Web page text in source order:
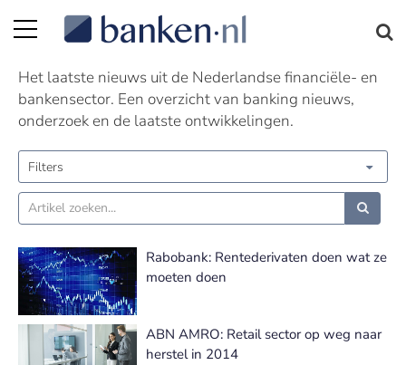
Nieuws | Pagina 289
Het laatste nieuws uit de Nederlandse financiële- en
bankensector. Een overzicht van banking nieuws,
onderzoek en de laatste ontwikkelingen.
Filters
Rabobank: Rentederivaten doen wat ze
moeten doen
ABN AMRO: Retail sector op weg naar
herstel in 2014